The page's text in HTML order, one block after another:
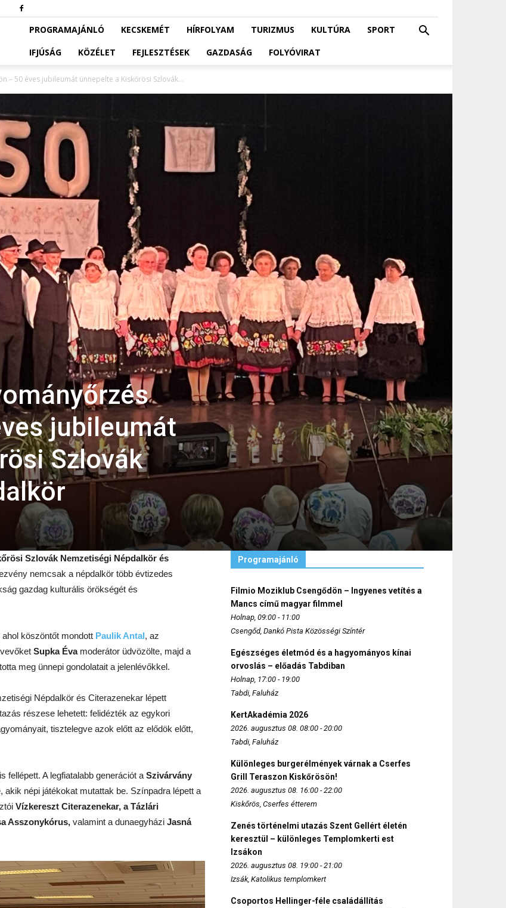
PROGRAMAJÁNLÓ KECSKEMÉT HÍRFOLYAM TURIZMUS KULTÚRA
SPORT
IFJÚSÁG
KÖZÉLET FEJLESZTÉSEK GAZDASÁG FOLYÓVIRAT
– 50 éves jubileumát ünnepelte a Kiskőrösi Szlovák...
jubileumát
Szlovák
Szlovák Nemzetiségi Népdalkör és
nemcsak a népdalkör több évtizedes
gazdag kulturális örökségét és
köszöntőt mondott Paulik Antal, az
Supka Évamoderátor üdvözölte, majd a
meg ünnepi gondolatait a jelenlévőkkel.
Népdalkör és Citerazenekar lépett
részese lehetett: felidézték az egykori
tisztelegve azok előtt az elődök előtt,
fellépett. A legfiatalabb generációt a Szivárvány
akik népi játékokat mutattak be. Színpadra lépett a
Vízkereszt Citerazenekar, a Tázlári
Asszonykórus, valamint a dunaegyházi Jasná
Programajánló
Filmio Moziklub Csengődön – Ingyenes vetítés a
Mancs című magyar filmmel
Holnap, 09:00 - 11:00
Csengőd, Dankó Pista Közösségi Színtér
Egészséges életmód és a hagyományos kínai
orvoslás – előadás Tabdiban
Holnap, 17:00 - 19:00
Tabdi, Faluház
KertAkadémia 2026
2026. augusztus 08. 08:00 - 20:00
Tabdi, Faluház
Különleges burgerélmények várnak a Cserfes
Grill Teraszon Kiskőrösön!
2026. augusztus 08. 16:00 - 22:00
Kiskőrös, Cserfes étterem
Zenés történelmi utazás Szent Gellért életén
keresztül – különleges Templomkerti est
Izsákon
2026. augusztus 08. 19:00 - 21:00
Izsák, Katolikus templomkert
Csoportos Hellinger-féle családállítás